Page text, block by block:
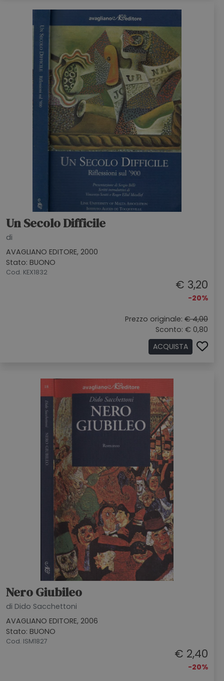
Un Secolo Difficile
di
AVAGLIANO EDITORE, 2000
Stato: BUONO
Cod. KEX1832
€ 3,20
-20%
Prezzo originale: € 4,00
Sconto: € 0,80
ACQUISTA
Nero Giubileo
di Dido Sacchettoni
AVAGLIANO EDITORE, 2006
Stato: BUONO
Cod. ISM1827
€ 2,40
-20%